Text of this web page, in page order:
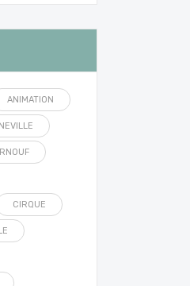
ANIMATION
CIRQUE